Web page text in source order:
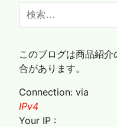
索:
このブログは商品紹
合があります。
Connection: via
IPv4
Your IP :